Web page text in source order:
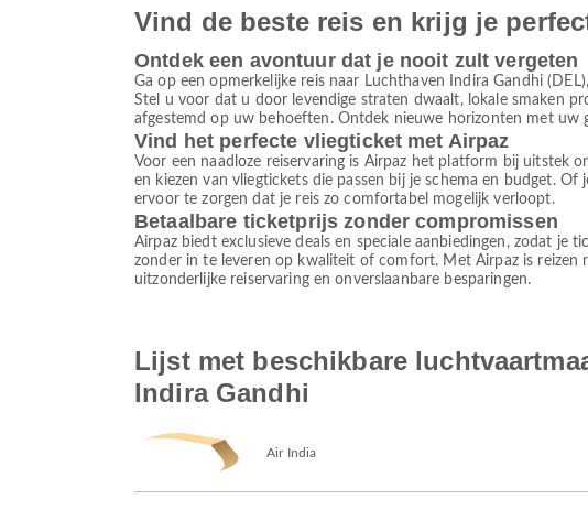
Vind de beste reis en krijg je
Ontdek een avontuur dat je nooit zult vergeten
Ga op een opmerkelijke reis naar Luchthaven Indira Gandhi
Stel u voor dat u door levendige straten dwaalt, lokale smaken
afgestemd op uw behoeften. Ontdek nieuwe horizonten met uw
Vind het perfecte vliegticket met Airpaz
Voor een naadloze reiservaring is Airpaz het platform bij uitstek
en kiezen van vliegtickets die passen bij je schema en budget.
ervoor te zorgen dat je reis zo comfortabel mogelijk verloopt.
Betaalbare ticketprijs zonder compromissen
Airpaz biedt exclusieve deals en speciale aanbiedingen, zodat je
zonder in te leveren op kwaliteit of comfort. Met Airpaz is reizen
uitzonderlijke reiservaring en onverslaanbare besparingen.
Lijst met beschikbare
Indira Gandhi
Air India